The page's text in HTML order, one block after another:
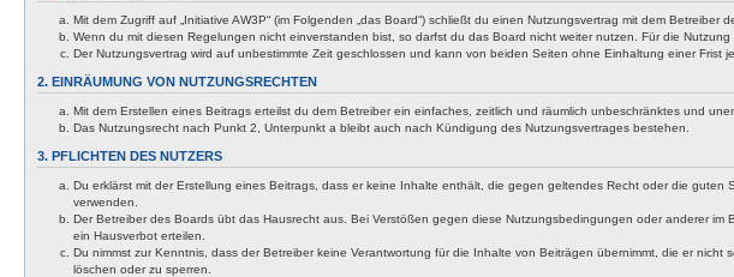
Mit dem Zugriff auf „Initiative AW3P“ (im Folgenden „das Board“) schließt du einen Nutzungsvertrag mit dem
Wenn du mit diesen Regelungen nicht einverstanden bist, so darfst du das Board nicht weiter nutzen. Für die
Der Nutzungsvertrag wird auf unbestimmte Zeit geschlossen und kann von beiden Seiten ohne Einhaltung einer Frist
2. EINRÄUMUNG VON NUTZUNGSRECHTEN
Mit dem Erstellen eines Beitrags erteilst du dem Betreiber ein einfaches, zeitlich und räumlich unbeschränktes und
Das Nutzungsrecht nach Punkt 2, Unterpunkt a bleibt auch nach Kündigung des Nutzungsvertrages bestehen.
3. PFLICHTEN DES NUTZERS
Du erklärst mit der Erstellung eines Beitrags, dass er keine Inhalte enthält, die gegen geltendes Recht oder die
verwenden.
Der Betreiber des Boards übt das Hausrecht aus. Bei Verstößen gegen diese Nutzungsbedingungen oder anderer
ein Hausverbot erteilen.
Du nimmst zur Kenntnis, dass der Betreiber keine Verantwortung für die Inhalte von Beiträgen übernimmt, die er
löschen oder zu sperren.